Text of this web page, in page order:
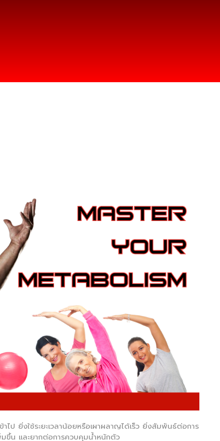
าไป ยิ่งใช้ระยะเวลาน้อยหรือเผาผลาญได้เร็ว ยิ่งสัมพันธ์ต่อการ
ขึ้น และยากต่อการควบคุมน้ำหนักตัว